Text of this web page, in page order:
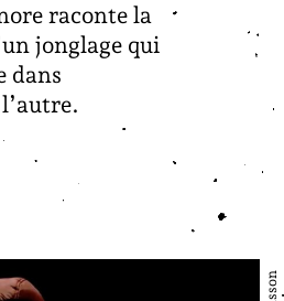
raconte la
jonglage qui
dans